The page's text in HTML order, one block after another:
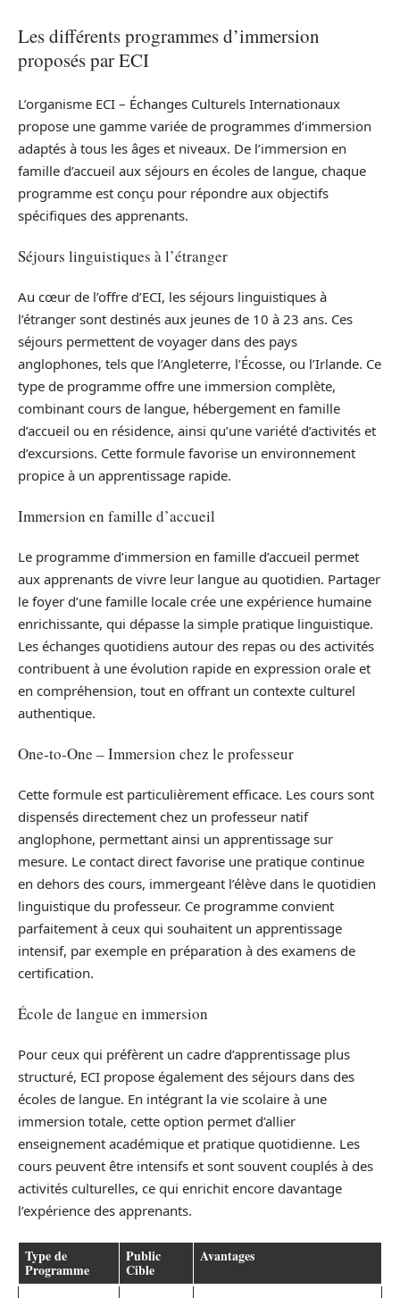
Les différents programmes d’immersion
proposés par ECI
L’organisme ECI – Échanges Culturels Internationaux
propose une gamme variée de programmes d’immersion
adaptés à tous les âges et niveaux. De l’immersion en
famille d’accueil aux séjours en écoles de langue, chaque
programme est conçu pour répondre aux objectifs
spécifiques des apprenants.
Séjours linguistiques à l’étranger
Au cœur de l’offre d’ECI, les séjours linguistiques à
l’étranger sont destinés aux jeunes de 10 à 23 ans. Ces
séjours permettent de voyager dans des pays
anglophones, tels que l’Angleterre, l’Écosse, ou l’Irlande. Ce
type de programme offre une immersion complète,
combinant cours de langue, hébergement en famille
d’accueil ou en résidence, ainsi qu’une variété d’activités et
d’excursions. Cette formule favorise un environnement
propice à un apprentissage rapide.
Immersion en famille d’accueil
Le programme d’immersion en famille d’accueil permet
aux apprenants de vivre leur langue au quotidien. Partager
le foyer d’une famille locale crée une expérience humaine
enrichissante, qui dépasse la simple pratique linguistique.
Les échanges quotidiens autour des repas ou des activités
contribuent à une évolution rapide en expression orale et
en compréhension, tout en offrant un contexte culturel
authentique.
One-to-One – Immersion chez le professeur
Cette formule est particulièrement efficace. Les cours sont
dispensés directement chez un professeur natif
anglophone, permettant ainsi un apprentissage sur
mesure. Le contact direct favorise une pratique continue
en dehors des cours, immergeant l’élève dans le quotidien
linguistique du professeur. Ce programme convient
parfaitement à ceux qui souhaitent un apprentissage
intensif, par exemple en préparation à des examens de
certification.
École de langue en immersion
Pour ceux qui préfèrent un cadre d’apprentissage plus
structuré, ECI propose également des séjours dans des
écoles de langue. En intégrant la vie scolaire à une
immersion totale, cette option permet d’allier
enseignement académique et pratique quotidienne. Les
cours peuvent être intensifs et sont souvent couplés à des
activités culturelles, ce qui enrichit encore davantage
l’expérience des apprenants.
Type de
Programme
Public
Cible
Avantages